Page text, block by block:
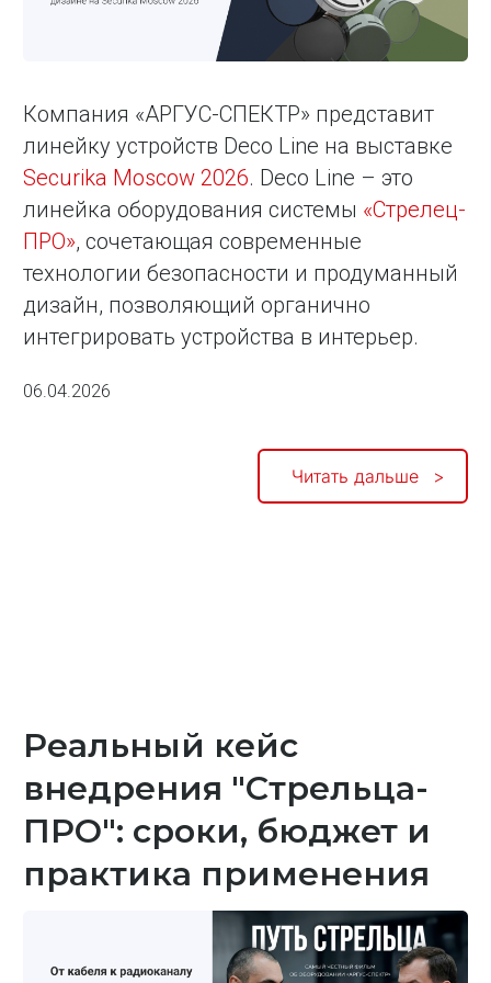
Компания «АРГУС-СПЕКТР» представит
линейку устройств Deco Line на выставке
Securika Moscow 2026. Deco Line – это
линейка оборудования системы «Стрелец-
ПРО», сочетающая современные
технологии безопасности и продуманный
дизайн, позволяющий органично
интегрировать устройства в интерьер.
06.04.2026
Читать дальше
Реальный кейс
внедрения "Стрельца-
ПРО": сроки, бюджет и
практика применения